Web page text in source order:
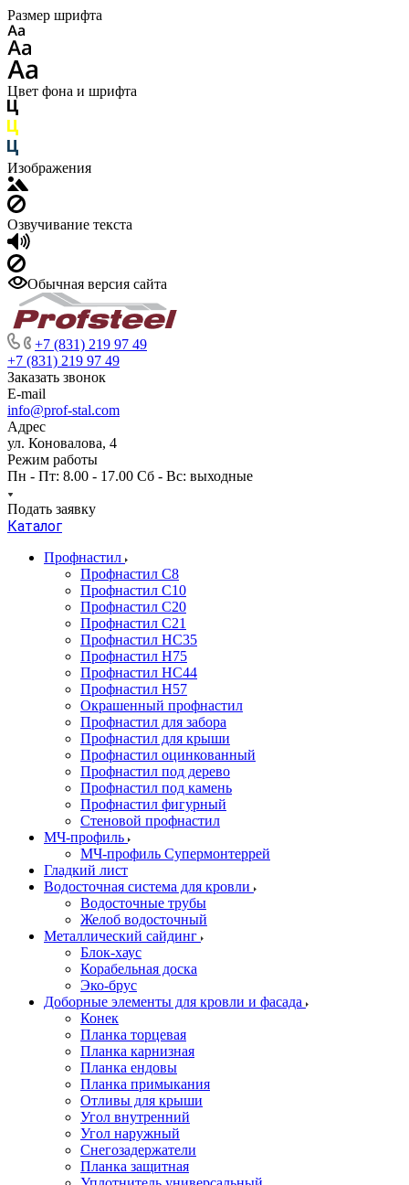
Размер шрифта
Цвет фона и шрифта
Изображения
Озвучивание текста
Обычная версия сайта
+7 (831) 219 97 49
+7 (831) 219 97 49
Заказать звонок
E-mail
info@prof-stal.com
Адрес
ул. Коновалова, 4
Режим работы
Пн - Пт: 8.00 - 17.00 Сб - Вс: выходные
Подать заявку
Каталог
Профнастил
Профнастил С8
Профнастил С10
Профнастил С20
Профнастил С21
Профнастил НС35
Профнастил Н75
Профнастил HC44
Профнастил Н57
Окрашенный профнастил
Профнастил для забора
Профнастил для крыши
Профнастил оцинкованный
Профнастил под дерево
Профнастил под камень
Профнастил фигурный
Стеновой профнастил
МЧ-профиль
МЧ-профиль Супермонтеррей
Гладкий лист
Водосточная система для кровли
Водосточные трубы
Желоб водосточный
Металлический сайдинг
Блок-хаус
Корабельная доска
Эко-брус
Доборные элементы для кровли и фасада
Конек
Планка торцевая
Планка карнизная
Планка ендовы
Планка примыкания
Отливы для крыши
Угол внутренний
Угол наружный
Снегозадержатели
Планка защитная